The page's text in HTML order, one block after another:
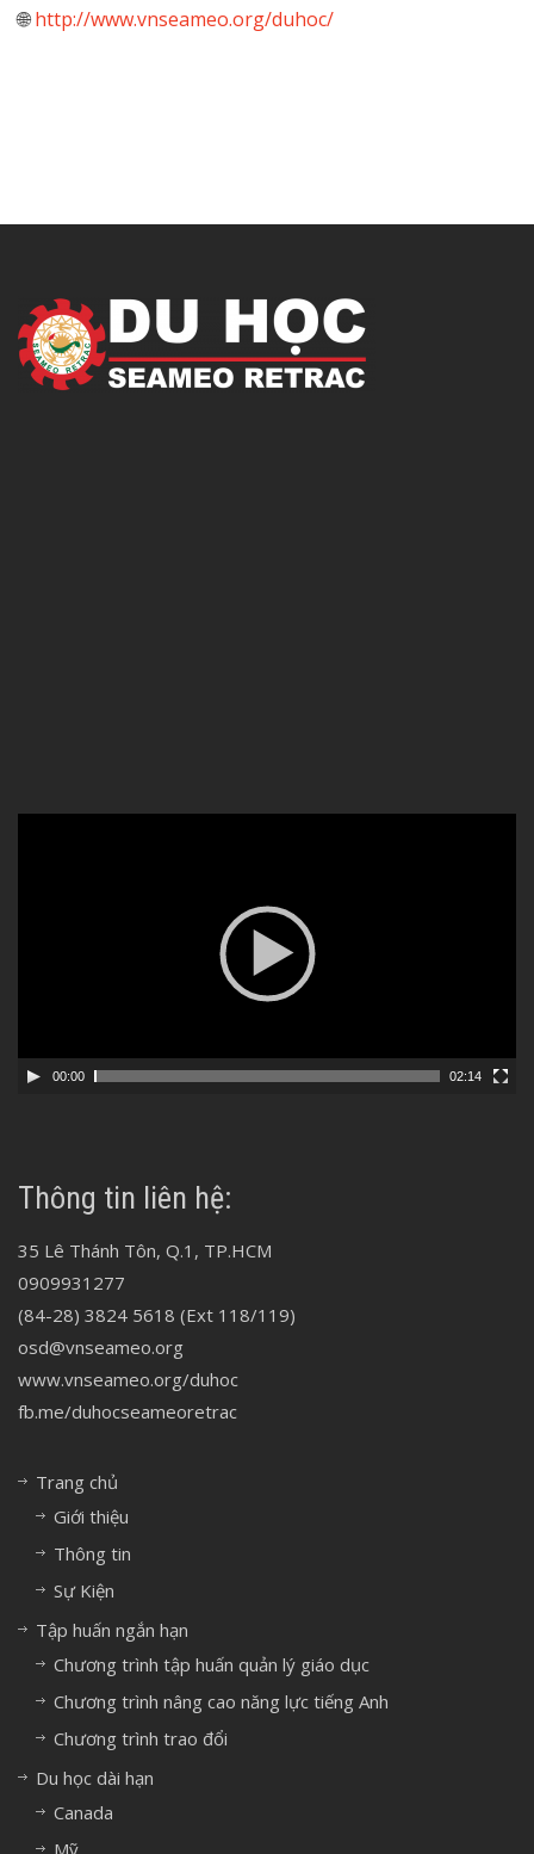
🌐http://www.vnseameo.org/duhoc/
00:00 02:14
Thông tin liên hệ:
35 Lê Thánh Tôn, Q.1, TP.HCM
0909931277
(84-28) 3824 5618 (Ext 118/119)
osd@vnseameo.org
www.vnseameo.org/duhoc
fb.me/duhocseameoretrac
Trang chủ
Giới thiệu
Thông tin
Sự Kiện
Tập huấn ngắn hạn
Chương trình tập huấn quản lý giáo dục
Chương trình nâng cao năng lực tiếng Anh
Chương trình trao đổi
Du học dài hạn
Canada
Mỹ